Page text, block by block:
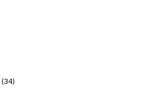
(34)